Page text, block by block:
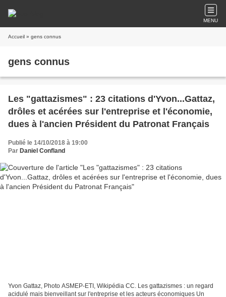
MENU
Accueil » gens connus
gens connus
Les "gattazismes" : 23 citations d'Yvon...Gattaz,
drôles et acérées sur l'entreprise et l'économie,
dues à l'ancien Président du Patronat Français
Publié le 14/10/2018 à 19:00
Par Daniel Confland
Yvon Gattaz, Photo ASMEP-ETI, Wikipédia CC. Les gattazismes : un regard
acidulé mais bienveillant sur l'entreprise et les acteurs économiques Un